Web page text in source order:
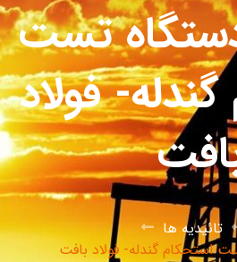
تست
فولاد
تائیدیه ها
استحکام گندله- فولاد بافت